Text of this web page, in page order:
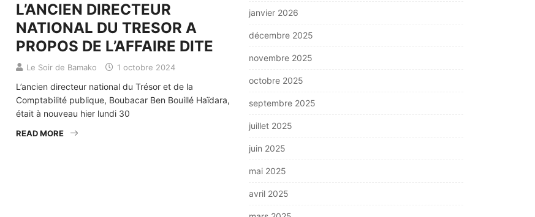
L’ANCIEN DIRECTEUR
NATIONAL DU TRESOR A
PROPOS DE L’AFFAIRE DITE
Le Soir de Bamako 1 octobre 2024
L’ancien directeur national du Trésor et de la
Comptabilité publique, Boubacar Ben Bouillé Haïdara,
était à nouveau hier lundi 30
READ MORE
janvier 2026
décembre 2025
novembre 2025
octobre 2025
septembre 2025
juillet 2025
juin 2025
mai 2025
avril 2025